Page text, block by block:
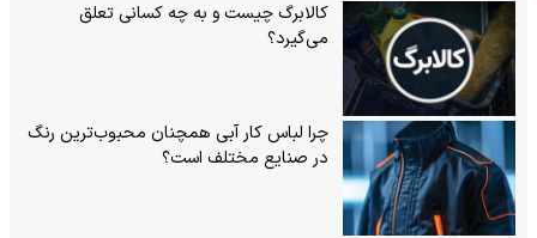
کالابرگ چیست و به چه کسانی تعلق
می‌گیرد؟
چرا لباس کار آبی همچنان محبوب‌ترین رنگ
در صنایع مختلف است؟